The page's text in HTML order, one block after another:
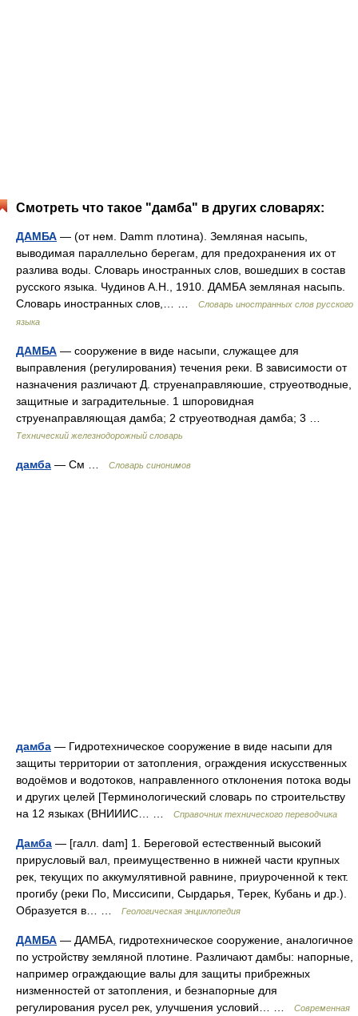
Смотреть что такое "дамба" в других словарях:
ДАМБА — (от нем. Damm плотина). Земляная насыпь,
выводимая параллельно берегам, для предохранения их от
разлива воды. Словарь иностранных слов, вошедших в состав
русского языка. Чудинов А.Н., 1910. ДАМБА земляная насыпь.
Словарь иностранных слов,… …
Словарь иностранных слов русского
языка
ДАМБА — сооружение в виде насыпи, служащее для
выправления (регулирования) течения реки. В зависимости от
назначения различают Д. струенаправляюшие, струеотводные,
защитные и заградительные. 1 шпоровидная
струенаправляющая дамба; 2 струеотводная дамба; 3 …
Технический железнодорожный словарь
дамба — См … Словарь синонимов
дамба — Гидротехническое сооружение в виде насыпи для
защиты территории от затопления, ограждения искусственных
водоёмов и водотоков, направленного отклонения потока воды
и других целей [Терминологический словарь по строительству
на 12 языках (ВНИИИС… …
Справочник технического переводчика
Дамба — [галл. dam] 1. Береговой естественный высокий
прирусловый вал, преимущественно в нижней части крупных
рек, текущих по аккумулятивной равнине, приуроченной к тект.
прогибу (реки По, Миссисипи, Сырдарья, Терек, Кубань и др.).
Образуется в… …
Геологическая энциклопедия
ДАМБА — ДАМБА, гидротехническое сооружение, аналогичное
по устройству земляной плотине. Различают дамбы: напорные,
например ограждающие валы для защиты прибрежных
низменностей от затопления, и безнапорные для
регулирования русел рек, улучшения условий… …
Современная